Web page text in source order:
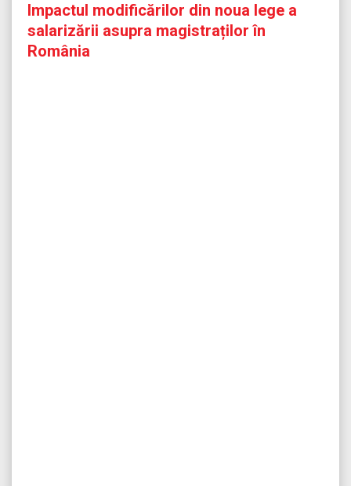
Impactul modificărilor din noua lege a
salarizării asupra magistraților în
România